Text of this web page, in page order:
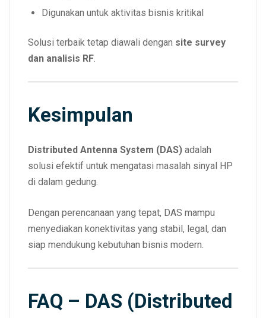
Digunakan untuk aktivitas bisnis kritikal
Solusi terbaik tetap diawali dengan site survey
dan analisis RF
Kesimpulan
Distributed Antenna System (DAS) adalah
solusi efektif untuk mengatasi masalah sinyal HP
di dalam gedung.
Dengan perencanaan yang tepat, DAS mampu
menyediakan konektivitas yang stabil, legal, dan
siap mendukung kebutuhan bisnis modern.
FAQ – DAS (Distributed